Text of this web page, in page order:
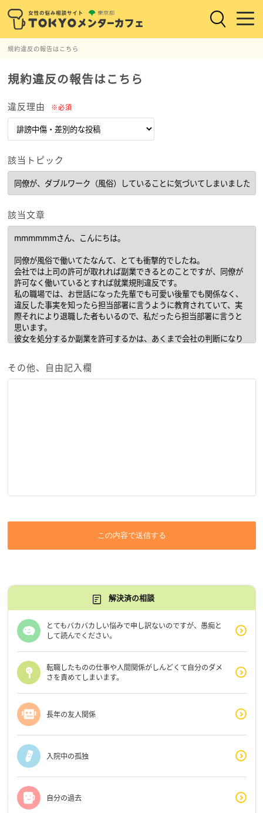
規約違反の報告はこちら
規約違反の報告はこちら
違反理由 ※必須
該当トピック
該当文章
その他、自由記入欄
この内容で送信する
解決済の相談
とてもバカバカしい悩みで申し訳ないのですが、愚痴と
して読んでください。
転職したものの仕事や人間関係がしんどくて自分のダメ
さを責めてしまいます。
長年の友人関係
入院中の孤独
自分の過去